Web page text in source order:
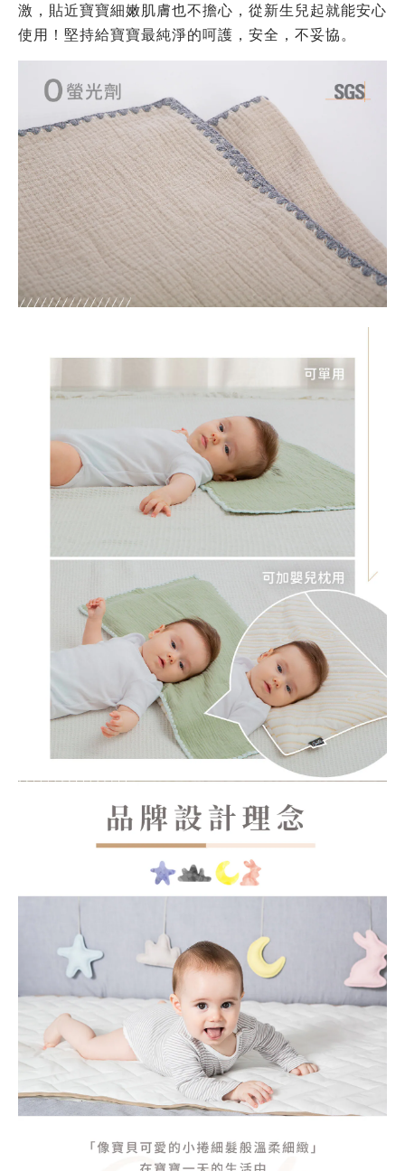
激，貼近寶寶細嫩肌膚也不擔心，從新生兒起就能安心
使用！堅持給寶寶最純淨的呵護，安全，不妥協。